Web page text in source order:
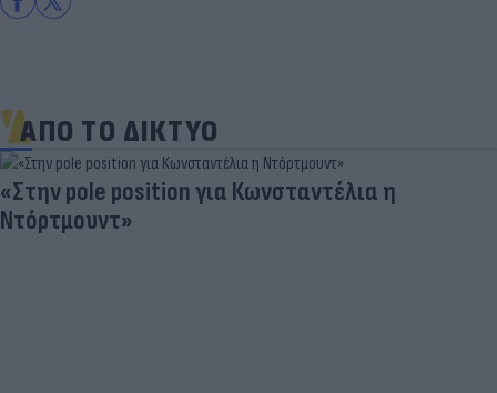
ΑΠΟ ΤΟ ΔΙΚΤΥΟ
«Στην pole position για Κωνσταντέλια η
Ντόρτμουντ»